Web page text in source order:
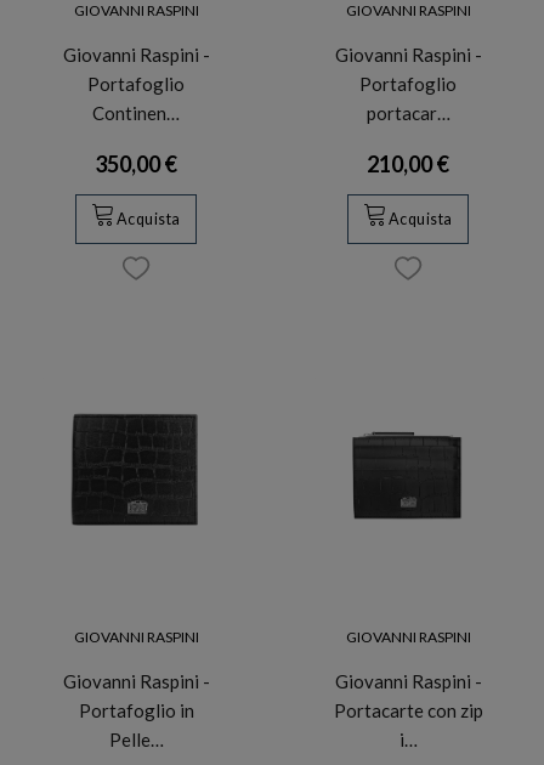
GIOVANNI RASPINI
Giovanni Raspini -
Portafoglio
Continen…
350,00 €
Acquista
GIOVANNI RASPINI
Giovanni Raspini -
Portafoglio
portacar…
210,00 €
Acquista
GIOVANNI RASPINI
Giovanni Raspini -
Portafoglio in
Pelle…
GIOVANNI RASPINI
Giovanni Raspini -
Portacarte con zip
i…